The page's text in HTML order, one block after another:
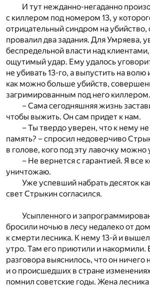
И тут нежданно-негаданно
с киллером под номером 13, у
отрицательный синдром на убийство,
провалил два задания. Для Умряева,
беспредельной власти над
ощутимый удар. Ему удалось
не убивать 13-го, а выпустить на волю
как можно больше убийств,
загримированным под него киллером.
– Сама сегодняшняя жизнь
чтобы выжить. Он сам придет к нам.
– Ты твердо уверен, что к нему
память? – спросил недоверчиво
в голове, кого под эту лавочку можно
– Не вернется с гарантией. Я все
уничтожаю.
Уже успевший набрать десяток
свет Стрыкин согласился.
Усыпленного и
бросили ночью в лесу недалеко от
к смерти лесника. К нему 13-й и
утро. Там его приютили и накормили.
разговора выяснилось, что он ничего
и о происшедших в стране
помнил советские годы. Жена